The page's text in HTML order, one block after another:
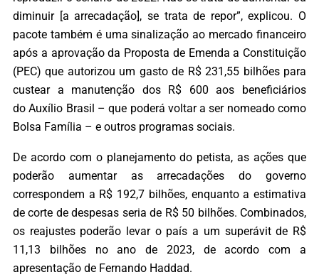
diminuir [a arrecadação], se trata de repor”, explicou. O
pacote também é uma sinalização ao mercado financeiro
após a aprovação da Proposta de Emenda a Constituição
(PEC) que autorizou um gasto de R$ 231,55 bilhões para
custear a manutenção dos R$ 600 aos beneficiários
do Auxílio Brasil – que poderá voltar a ser nomeado como
Bolsa Família – e outros programas sociais.
De acordo com o planejamento do petista, as ações que
poderão aumentar as arrecadações do governo
correspondem a R$ 192,7 bilhões, enquanto a estimativa
de corte de despesas seria de R$ 50 bilhões. Combinados,
os reajustes poderão levar o país a um superávit de R$
11,13 bilhões no ano de 2023, de acordo com a
apresentação de Fernando Haddad.